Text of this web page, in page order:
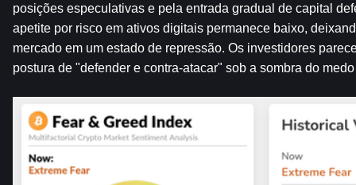
posições especulativas e pela entrada gradual de capital
apetite por risco em ativos digitais permanece baixo,
mercado em um estado de repressão. Os investidores
postura de "defender e contra-atacar" sob a sombra do